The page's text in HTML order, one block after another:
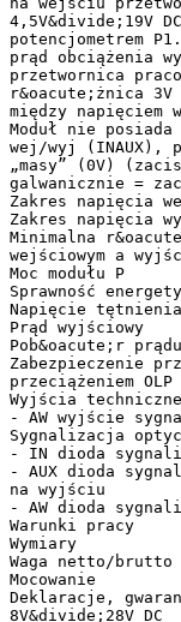
4,5V&divide;19V
potencjometrem
prąd obciążenia
przetwornica
r&oacute;żnica 3V
między napięciem
Moduł nie
wej/wyj (INAUX),
„masy” (0V)
galwanicznie =
Zakres napięcia
Zakres napięcia
Minimalna
wejściowym a
Moc modułu P
Sprawność
Napięcie tętnienia
Prąd wyjściowy
Pob&oacute;r
Zabezpieczenie
przeciążeniem OLP
Wyjścia techniczne
- AW wyjście
Sygnalizacja
- IN dioda
- AUX dioda
na wyjściu
- AW dioda
Warunki pracy
Wymiary
Waga netto/brutto
Mocowanie
Deklaracje,
8V&divide;28V DC